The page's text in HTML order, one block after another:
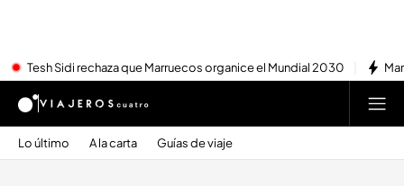
Tesh Sidi rechaza que Marruecos organice el Mundial 2030
Lo último A la carta Guías de viaje